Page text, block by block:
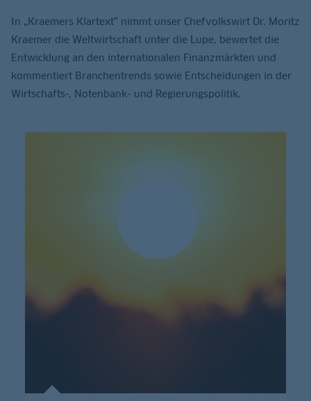
In „Kraemers Klartext“ nimmt unser Chefvolkswirt Dr. Moritz
Kraemer die Weltwirtschaft unter die Lupe, bewertet die
Entwicklung an den internationalen Finanzmärkten und
kommentiert Branchentrends sowie Entscheidungen in der
Wirtschafts-, Notenbank- und Regierungspolitik.